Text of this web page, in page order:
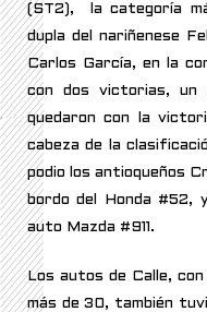
(ST2), la categoría
dupla del nariñenese
Carlos García, en la
con dos victorias, un
quedaron con la
cabeza de la
podio los antioqueños
bordo del Honda #52,
auto Mazda #911.
Los autos de Calle,
más de 30, también